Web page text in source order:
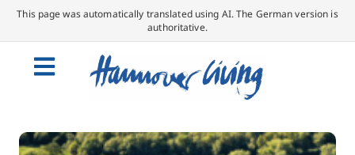
This page was automatically translated using AI. The German version is
authoritative.